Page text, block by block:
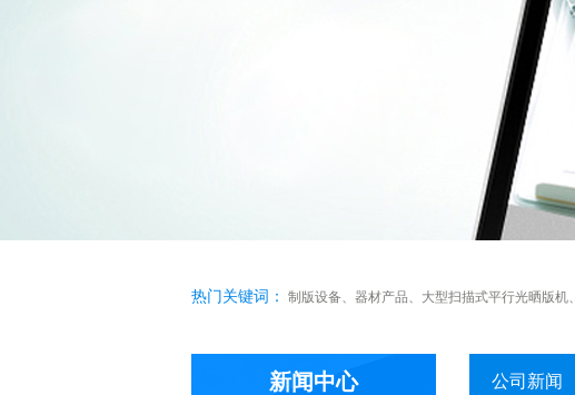
热门关键词： 制版设备、 器材产品、 大型扫描式平行光晒版机、
新闻中心 公司新闻